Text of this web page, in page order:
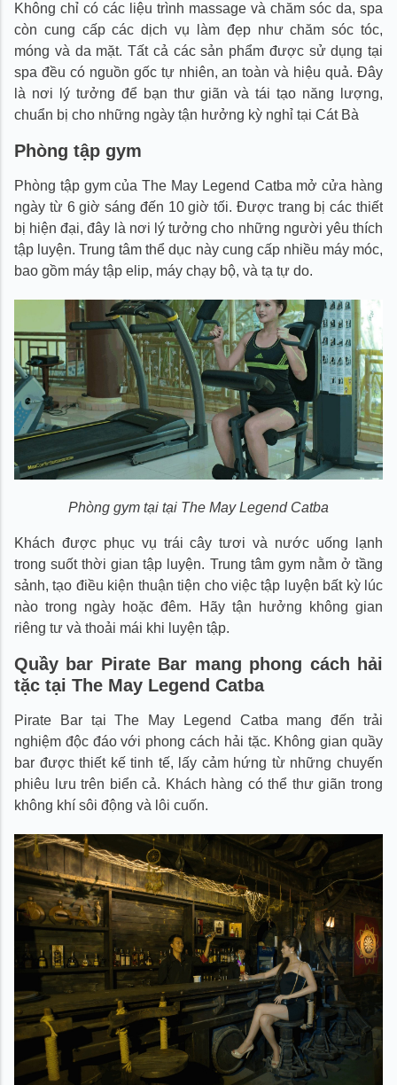
Không chỉ có các liệu trình massage và chăm sóc da, spa
còn cung cấp các dịch vụ làm đẹp như chăm sóc tóc,
móng và da mặt. Tất cả các sản phẩm được sử dụng tại
spa đều có nguồn gốc tự nhiên, an toàn và hiệu quả. Đây
là nơi lý tưởng để bạn thư giãn và tái tạo năng lượng,
chuẩn bị cho những ngày tận hưởng kỳ nghỉ tại Cát Bà
Phòng tập gym
Phòng tập gym của The May Legend Catba mở cửa hàng
ngày từ 6 giờ sáng đến 10 giờ tối. Được trang bị các thiết
bị hiện đại, đây là nơi lý tưởng cho những người yêu thích
tập luyện. Trung tâm thể dục này cung cấp nhiều máy móc,
bao gồm máy tập elip, máy chạy bộ, và tạ tự do.
Phòng gym tại tại The May Legend Catba
Khách được phục vụ trái cây tươi và nước uống lạnh
trong suốt thời gian tập luyện. Trung tâm gym nằm ở tầng
sảnh, tạo điều kiện thuận tiện cho việc tập luyện bất kỳ lúc
nào trong ngày hoặc đêm. Hãy tận hưởng không gian
riêng tư và thoải mái khi luyện tập.
Quầy bar Pirate Bar mang phong cách hải
tặc tại The May Legend Catba
Pirate Bar tại The May Legend Catba mang đến trải
nghiệm độc đáo với phong cách hải tặc. Không gian quầy
bar được thiết kế tinh tế, lấy cảm hứng từ những chuyến
phiêu lưu trên biển cả. Khách hàng có thể thư giãn trong
không khí sôi động và lôi cuốn.